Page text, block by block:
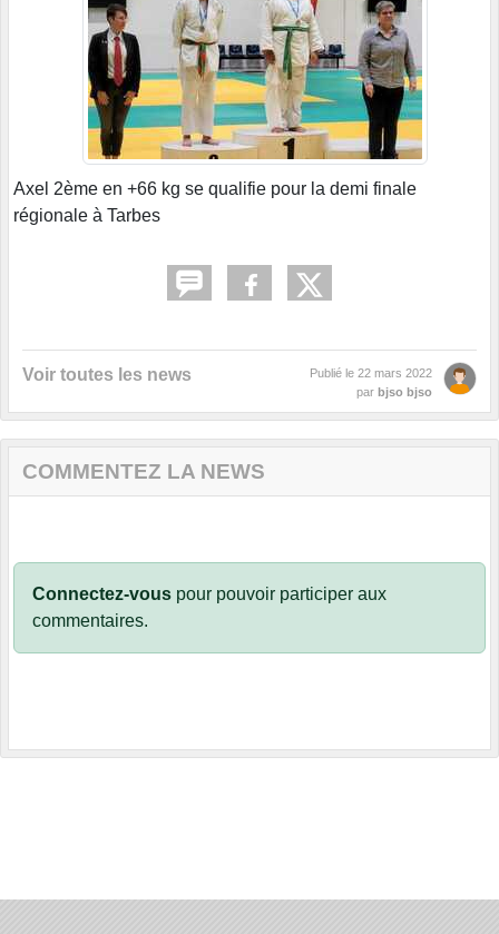
Axel 2ème en +66 kg se qualifie pour la demi finale
régionale à Tarbes
Voir toutes les news Publié le 22 mars 2022
par bjso bjso
COMMENTEZ LA NEWS
Connectez-vous pour pouvoir participer aux
commentaires.